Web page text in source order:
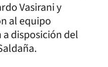
Vasirani y
al equipo
disposición del